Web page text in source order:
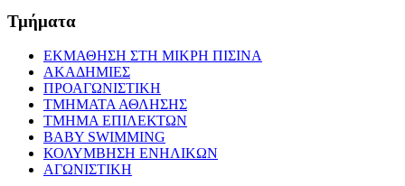
Τμήματα
ΕΚΜΑΘΗΣΗ ΣΤΗ ΜΙΚΡΗ ΠΙΣΙΝΑ
ΑΚΑΔΗΜΙΕΣ
ΠΡΟΑΓΩΝΙΣΤΙΚΗ
ΤΜΗΜΑΤΑ ΑΘΛΗΣΗΣ
ΤΜΗΜΑ ΕΠΙΛΕΚΤΩΝ
BABY SWIMMING
ΚΟΛΥΜΒΗΣΗ ΕΝΗΛΙΚΩΝ
ΑΓΩΝΙΣΤΙΚΗ